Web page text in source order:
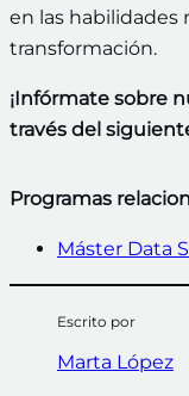
en las habilidades
transformación.
¡Infórmate sobre
través del
Programas
Máster Data
Escrito por
Marta López